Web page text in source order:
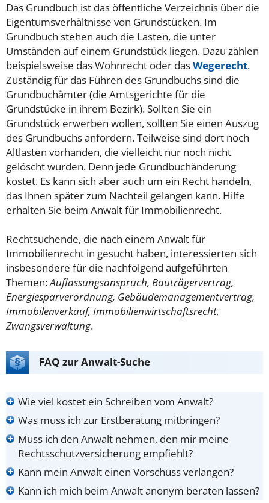
Das Grundbuch ist das öffentliche Verzeichnis über die
Eigentumsverhältnisse von Grundstücken. Im
Grundbuch stehen auch die Lasten, die unter
Umständen auf einem Grundstück liegen. Dazu zählen
beispielsweise das Wohnrecht oder dasWegerecht.
Zuständig für das Führen des Grundbuchs sind die
Grundbuchämter (die Amtsgerichte für die
Grundstücke in ihrem Bezirk). Sollten Sie ein
Grundstück erwerben wollen, sollten Sie einen Auszug
des Grundbuchs anfordern. Teilweise sind dort noch
Altlasten vorhanden, die vielleicht nur noch nicht
gelöscht wurden. Denn jede Grundbuchänderung
kostet. Es kann sich aber auch um ein Recht handeln,
das Ihnen später zum Nachteil gelangen kann. Hilfe
erhalten Sie beim Anwalt für Immobilienrecht.
Rechtsuchende, die nach einem Anwalt für
Immobilienrecht in gesucht haben, interessierten sich
insbesondere für die nachfolgend aufgeführten
Themen:Auflassungsanspruch, Bauträgervertrag,
Energiesparverordnung, Gebäudemanagementvertrag,
Immobilenverkauf, Immobilienwirtschaftsrecht,
Zwangsverwaltung.
FAQ zur Anwalt-Suche
Wie viel kostet ein Schreiben vom Anwalt?
Was muss ich zur Erstberatung mitbringen?
Muss ich den Anwalt nehmen, den mir meine
Rechtsschutzversicherung empfiehlt?
Kann mein Anwalt einen Vorschuss verlangen?
Kann ich mich beim Anwalt anonym beraten lassen?